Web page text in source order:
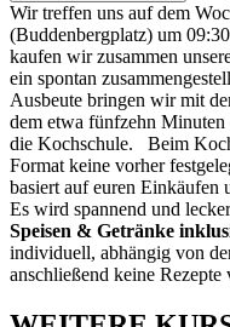
Wir treffen uns auf dem
(Buddenbergplatz) um
kaufen wir zusammen
ein spontan
Ausbeute bringen wir mit
dem etwa fünfzehn
die Kochschule. Beim
Format keine vorher
basiert auf euren Einkäufen
Es wird spannend und
Speisen & Getränke
individuell, abhängig von
anschließend keine Rezepte